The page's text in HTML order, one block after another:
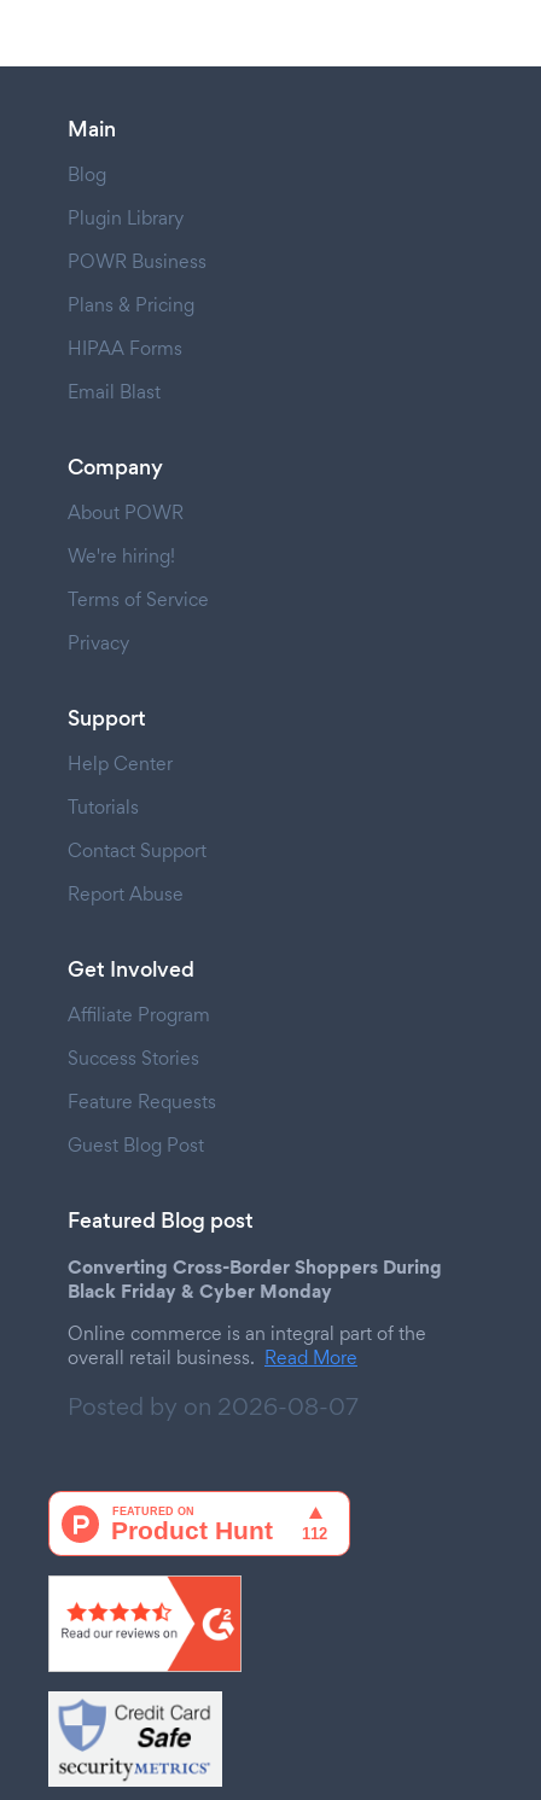
Main
Blog
Plugin Library
POWR Business
Plans & Pricing
HIPAA Forms
Email Blast
Company
About POWR
We're hiring!
Terms of Service
Privacy
Support
Help Center
Tutorials
Contact Support
Report Abuse
Get Involved
Affiliate Program
Success Stories
Feature Requests
Guest Blog Post
Featured Blog post
Converting Cross-Border Shoppers During
Black Friday & Cyber Monday
Online commerce is an integral part of the
overall retail business. Read More
Posted by on 2026-08-07